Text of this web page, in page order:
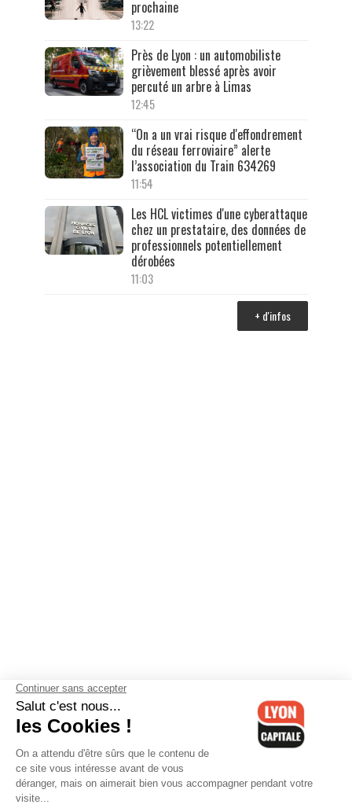
prochaine
13:22
Près de Lyon : un automobiliste
grièvement blessé après avoir
percuté un arbre à Limas
12:45
“On a un vrai risque d'effondrement
du réseau ferroviaire” alerte
l’association du Train 634269
11:54
Les HCL victimes d'une cyberattaque
chez un prestataire, des données de
professionnels potentiellement
dérobées
11:03
+ d'infos